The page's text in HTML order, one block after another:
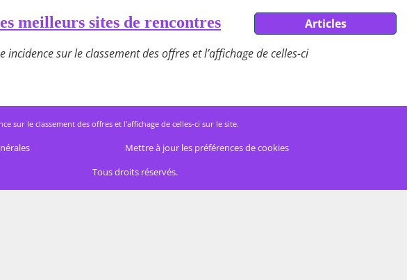
meilleurs sites de rencontres
Articles
sur le classement des offres et l’affichage de celles-ci
sur le classement des offres et l’affichage de celles-ci sur le site.
Mettre à jour les préférences de cookies
Tous droits réservés.